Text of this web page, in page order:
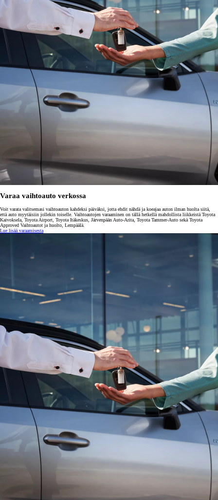
Varaa vaihtoauto verkossa
Voit varata valitsemasi vaihtoauton kahdeksi päiväksi, jotta ehdit nähdä ja koeajaa auton ilman huolta siitä,
että auto myytäisiin jollekin toiselle. Vaihtoautojen varaaminen on tällä hetkellä mahdollista liikkeistä Toyota
Kaivoksela, Toyota Airport, Toyota Itäkeskus, Järvenpään Auto-Arita, Toyota Tammer-Auto sekä Toyota
Approved Vaihtoautot ja huolto, Lempäälä.
Lue lisää varaamisesta